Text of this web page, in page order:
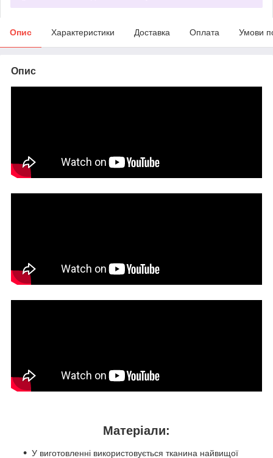
Опис Характеристики Доставка Оплата Умови
Опис
Матеріали:
У виготовленні використовується тканина найвищої